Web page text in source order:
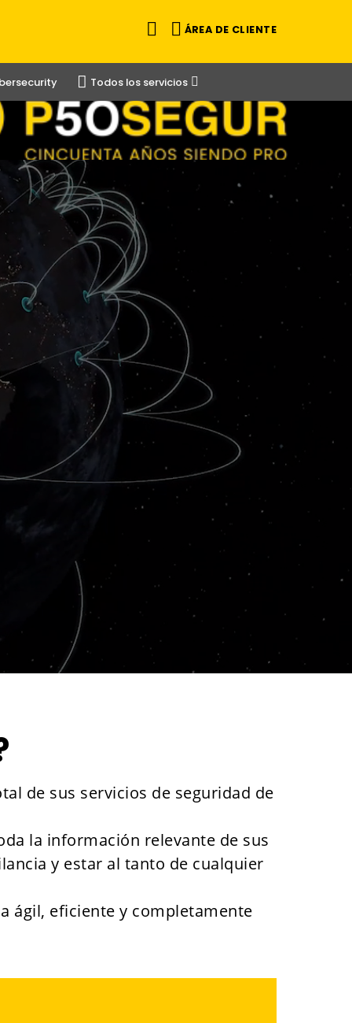
ÁREA DE CLIENTE
Todos los servicios
de sus servicios de seguridad de
la información relevante de sus
y estar al tanto de cualquier
ágil, eficiente y completamente